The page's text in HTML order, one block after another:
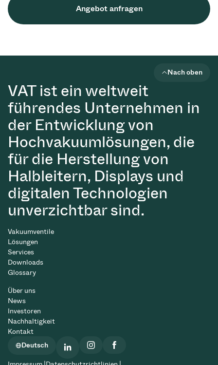
Angebot anfragen
VAT ist ein weltweit
führendes Unternehmen in
der Entwicklung von
Hochvakuumlösungen, die
für die Herstellung von
Halbleitern, Displays und
digitalen Technologien
unverzichtbar sind.
Nach oben
Vakuumventile
Lösungen
Services
Downloads
Glossary
Über uns
News
Investoren
Nachhaltigkeit
Kontakt
Deutsch